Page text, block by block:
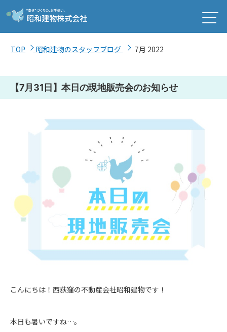
TOP 昭和建物のスタッフブログ 7月 2022
【7月31日】本日の現地販売会のお知らせ
こんにちは！西荻窪の不動産会社昭和建物です！
本日も暑いですね…。